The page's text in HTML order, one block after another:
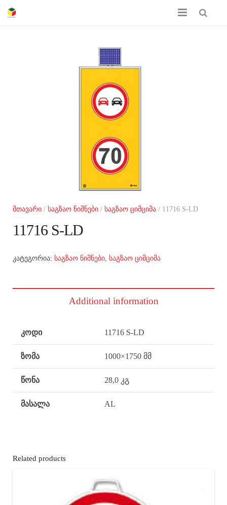
მთავარი / საგზაო ნიშნები / საგზაო ციმციმა / 11716 S-LD
11716 S-LD
კატეგორია: საგზაო ნიშნები საგზაო ციმციმა
Additional information
კოდი 11716 S-LD
ზომა 1000×1750 მმ
წონა 28,0 კგ
მასალა AL
Related products